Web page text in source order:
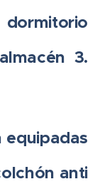
3.
equipadas
anti